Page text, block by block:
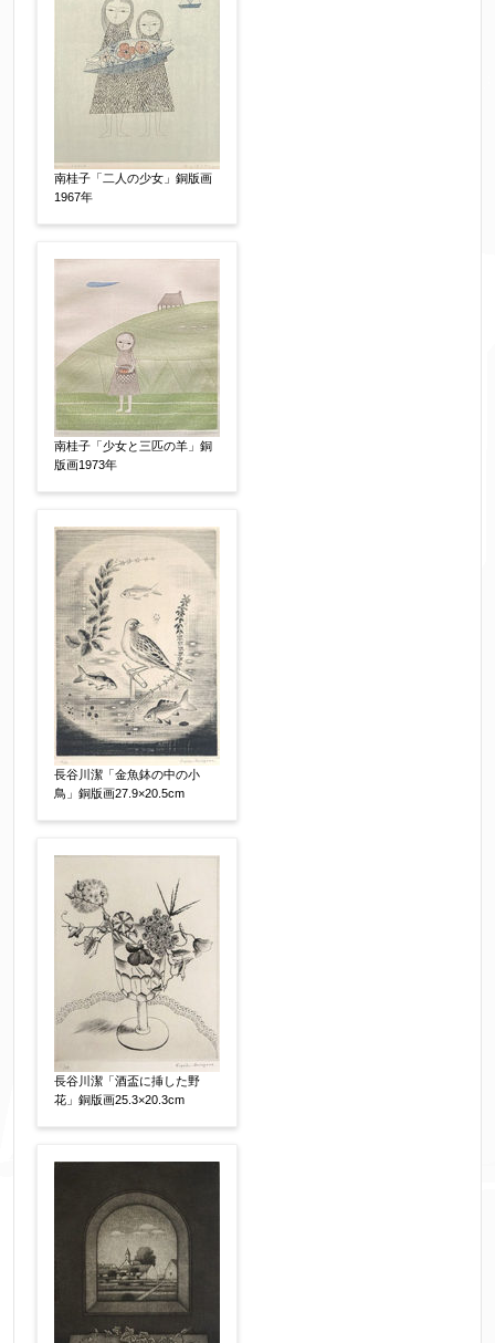
↓郵便番号を入力すると住所の最初が自動入力さ
れます。番地以下は任意でも結構です。
ご住所 【必須】
ご要望などがございましたらご入力ください
【任意】
個人情報の取扱い
について、同意の上送信しま
す。（確認画面は表示されません）
↑ 同意頂けましたらチェックを入れてくださ
い。
※データはSSL(Secure Sockets Layer)通信によ
り暗号化して送信されます。
南桂子「二人の少女」銅版画
1967年
南桂子「少女と三匹の羊」銅
版画1973年
長谷川潔「金魚鉢の中の小
鳥」銅版画27.9×20.5cm
長谷川潔「酒盃に挿した野
花」銅版画25.3×20.3cm